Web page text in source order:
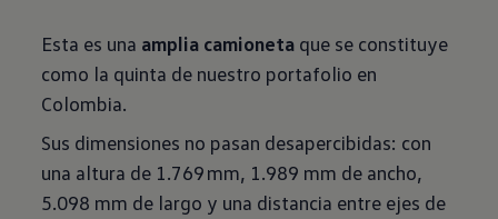
Esta es una amplia camioneta que se constituye
como la quinta de nuestro portafolio en
Colombia.
Sus dimensiones no pasan desapercibidas: con
una altura de 1.769 mm, 1.989 mm de ancho,
5.098 mm de largo y una distancia entre ejes de